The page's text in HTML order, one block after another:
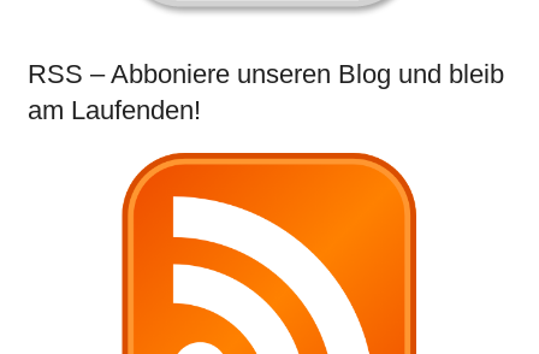
RSS – Abboniere unseren Blog und bleib
am Laufenden!